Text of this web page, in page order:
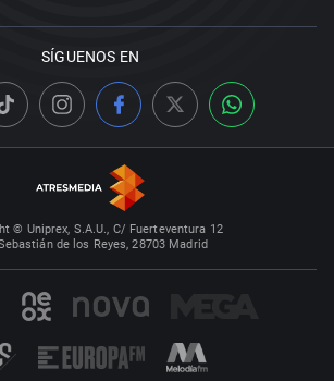
SÍGUENOS EN
© Uniprex, S.A.U., C/ Fuerteventura 12
de los Reyes, 28703 Madrid